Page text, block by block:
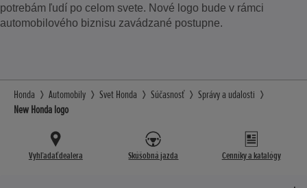
potrebám ľudí po celom svete. Nové logo bude v rámci
automobilového biznisu zavádzané postupne.
Honda Automobily Svet Honda Súčasnosť
Správy a udalosti
New Honda logo
Vyhľadať dealera Skúšobná jazda Cenníky a katalógy